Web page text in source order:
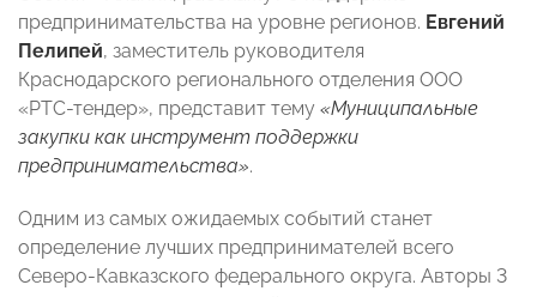
предпринимательства на уровне регионов. Евгений
Пелипей, заместитель руководителя
Краснодарского регионального отделения ООО
«РТС-тендер», представит тему «Муниципальные
закупки как инструмент поддержки
предпринимательства».
Одним из самых ожидаемых событий станет
определение лучших предпринимателей всего
Северо-Кавказского федерального округа. Авторы 3